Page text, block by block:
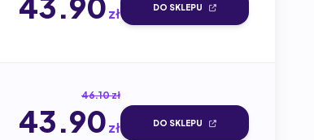
zł DO SKLEPU
46.10 zł
43.90zł DO SKLEPU